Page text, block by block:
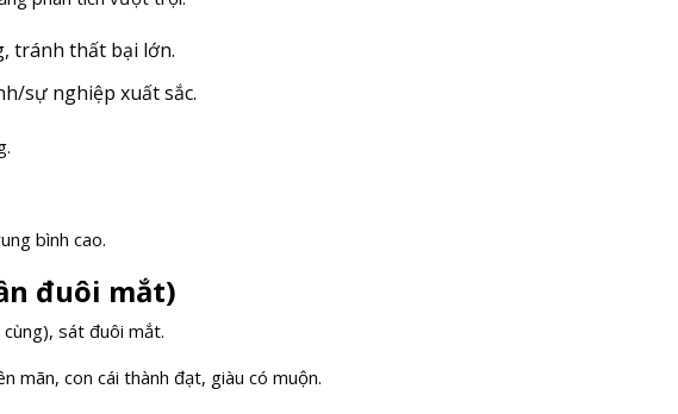
tránh thất bại lớn.
sự nghiệp xuất sắc.
bình cao.
đuôi mắt)
sát đuôi mắt.
mãn, con cái thành đạt, giàu có muộn.